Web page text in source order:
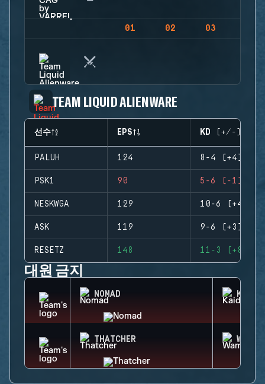
01 02 03
TEAM LIQUID ALIENWARE
선수 EPS KD (+/-)
PALUH 124 8-4 (+4)
PSK1 90 5-6 (-1)
NESKWGA 129 10-6 (+4)
ASK 119 9-6 (+3)
RESETZ 148 11-3 (+8)
대원 금지
NOMAD KAID
THATCHER WAMAI